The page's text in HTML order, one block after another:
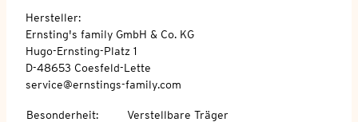
Hersteller:
Ernsting's family GmbH & Co. KG
Hugo-Ernsting-Platz 1
D-48653 Coesfeld-Lette
service@ernstings-family.com
Besonderheit:
Verstellbare Träger